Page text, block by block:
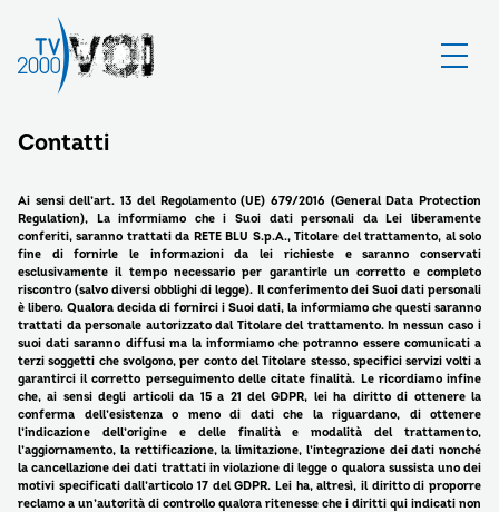
Contatti
Ai sensi dell’art. 13 del Regolamento (UE) 679/2016 (General Data Protection
Regulation), La informiamo che i Suoi dati personali da Lei liberamente
conferiti, saranno trattati da RETE BLU S.p.A., Titolare del trattamento, al solo
fine di fornirle le informazioni da lei richieste e saranno conservati
esclusivamente il tempo necessario per garantirle un corretto e completo
riscontro (salvo diversi obblighi di legge). Il conferimento dei Suoi dati personali
è libero. Qualora decida di fornirci i Suoi dati, la informiamo che questi saranno
trattati da personale autorizzato dal Titolare del trattamento. In nessun caso i
suoi dati saranno diffusi ma la informiamo che potranno essere comunicati a
terzi soggetti che svolgono, per conto del Titolare stesso, specifici servizi volti a
garantirci il corretto perseguimento delle citate finalità. Le ricordiamo infine
che, ai sensi degli articoli da 15 a 21 del GDPR, lei ha diritto di ottenere la
conferma dell’esistenza o meno di dati che la riguardano, di ottenere
l’indicazione dell’origine e delle finalità e modalità del trattamento,
l’aggiornamento, la rettificazione, la limitazione, l’integrazione dei dati nonché
la cancellazione dei dati trattati in violazione di legge o qualora sussista uno dei
motivi specificati dall’articolo 17 del GDPR. Lei ha, altresì, il diritto di proporre
reclamo a un’autorità di controllo qualora ritenesse che i diritti qui indicati non